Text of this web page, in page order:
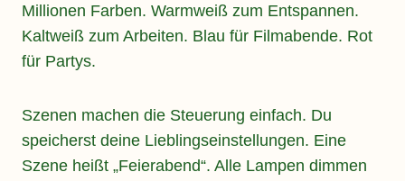
Millionen Farben. Warmweiß zum Entspannen.
Kaltweiß zum Arbeiten. Blau für Filmabende. Rot
für Partys.
Szenen machen die Steuerung einfach. Du
speicherst deine Lieblingseinstellungen. Eine
Szene heißt „Feierabend“. Alle Lampen dimmen